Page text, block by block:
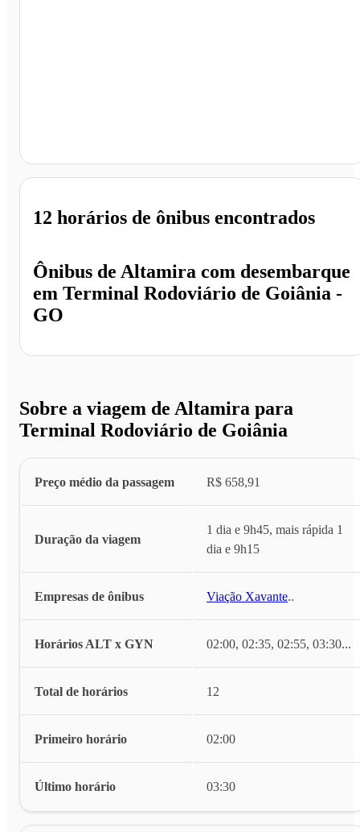
Ônibus de Altamira com desembarque
em Terminal Rodoviário de Goiânia -
GO
12 horários de ônibus encontrados
Sobre a viagem de Altamira para
Terminal Rodoviário de Goiânia
Preço médio da passagem R$ 658,91
Duração da viagem
1 dia e 9h45, mais rápida 1
dia e 9h15
Empresas de ônibus Viação Xavante...
Horários ALT x GYN 02:00, 02:35, 02:55, 03:30...
Total de horários 12
Primeiro horário 02:00
Último horário 03:30